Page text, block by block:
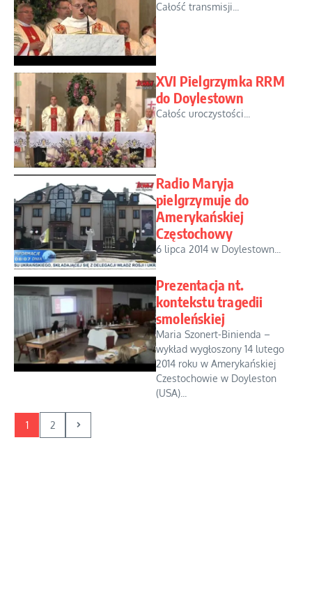
Całość transmisji...
XVI Pielgrzymka RRM
do Doylestown
Całośc uroczystości...
Radio Maryja
pielgrzymuje do
Amerykańskiej
Częstochowy
6 lipca 2014 w Doylestown...
Prezentacja nt.
kontekstu tragedii
smoleńskiej
Maria Szonert-Binienda –
wykład wygłoszony 14 lutego
2014 roku w Amerykańskiej
Czestochowie w Doyleston
(USA)...
1 2